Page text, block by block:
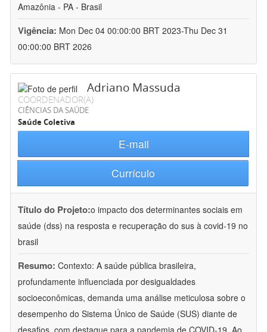
Amazônia - PA - Brasil
Vigência: Mon Dec 04 00:00:00 BRT 2023-Thu Dec 31
00:00:00 BRT 2026
Adriano Massuda
COORDENADOR(A)
CIÊNCIAS DA SAÚDE
Saúde Coletiva
E-mail
Currículo
Título do Projeto:o impacto dos determinantes sociais em
saúde (dss) na resposta e recuperação do sus à covid-19 no
brasil
Resumo: Contexto: A saúde pública brasileira,
profundamente influenciada por desigualdades
socioeconômicas, demanda uma análise meticulosa sobre o
desempenho do Sistema Único de Saúde (SUS) diante de